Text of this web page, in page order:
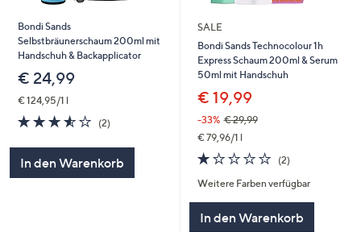
Bondi Sands
Selbstbräunerschaum 200ml mit
Handschuh & Backapplicator
€ 24,99
€ 124,95/1 l
3.5
von
5
(2)2
In den Warenkorb
SALE
Bondi Sands Technocolour 1h
Express Schaum 200ml & Serum
50ml mit Handschuh
€ 19,99
-33% € 29,99
€ 79,96/1 l
1.0
von
5
(2)2
Weitere Farben verfügbar
In den Warenkorb